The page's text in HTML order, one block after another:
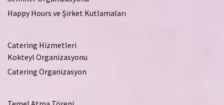
Happy Hours ve Şirket Kutlamaları
Catering Hizmetleri
Kokteyl Organizasyonu
Catering Organizasyon